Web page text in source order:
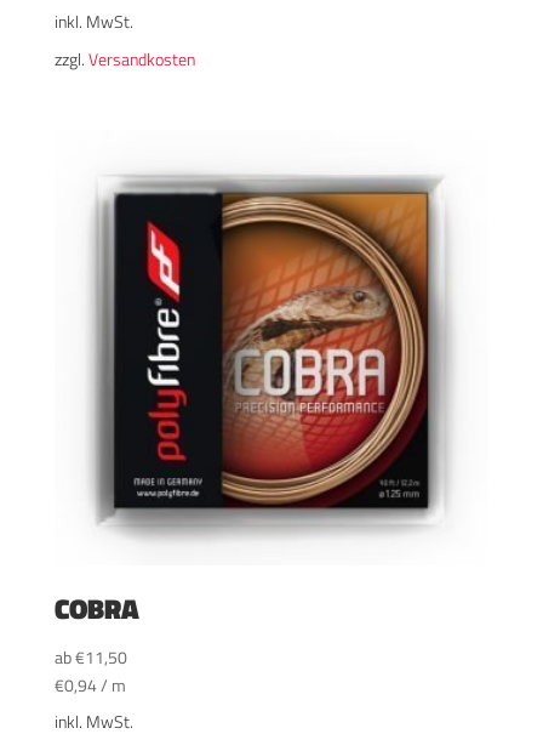
inkl. MwSt.
zzgl.Versandkosten
COBRA
ab€11,50
€0,94/ m
inkl. MwSt.